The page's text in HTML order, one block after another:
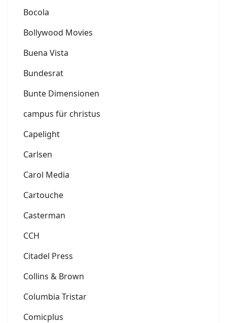
Bocola
Bollywood Movies
Buena Vista
Bundesrat
Bunte Dimensionen
campus für christus
Capelight
Carlsen
Carol Media
Cartouche
Casterman
CCH
Citadel Press
Collins & Brown
Columbia Tristar
Comicplus